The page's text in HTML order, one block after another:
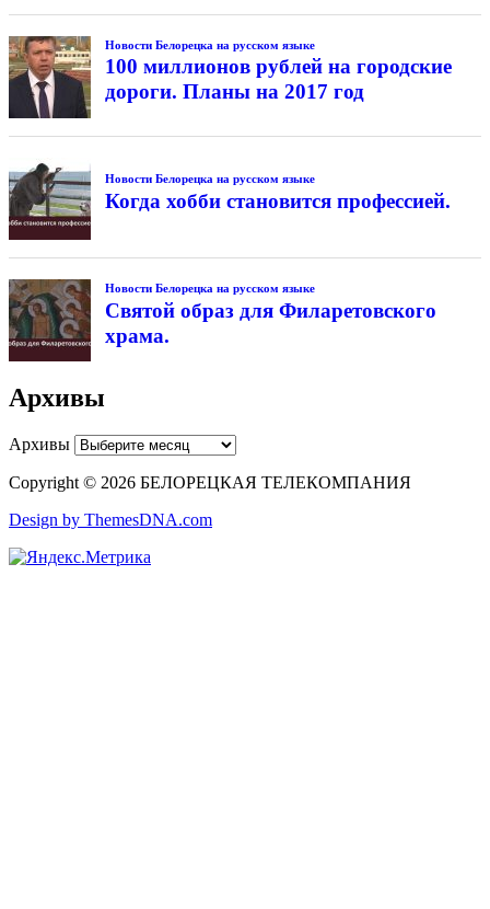
Новости Белорецка на русском языке
100 миллионов рублей на городские
дороги. Планы на 2017 год
Новости Белорецка на русском языке
Когда хобби становится профессией.
Новости Белорецка на русском языке
Святой образ для Филаретовского
храма.
Архивы
Архивы
Copyright © 2026 БЕЛОРЕЦКАЯ ТЕЛЕКОМПАНИЯ
Design by ThemesDNA.com